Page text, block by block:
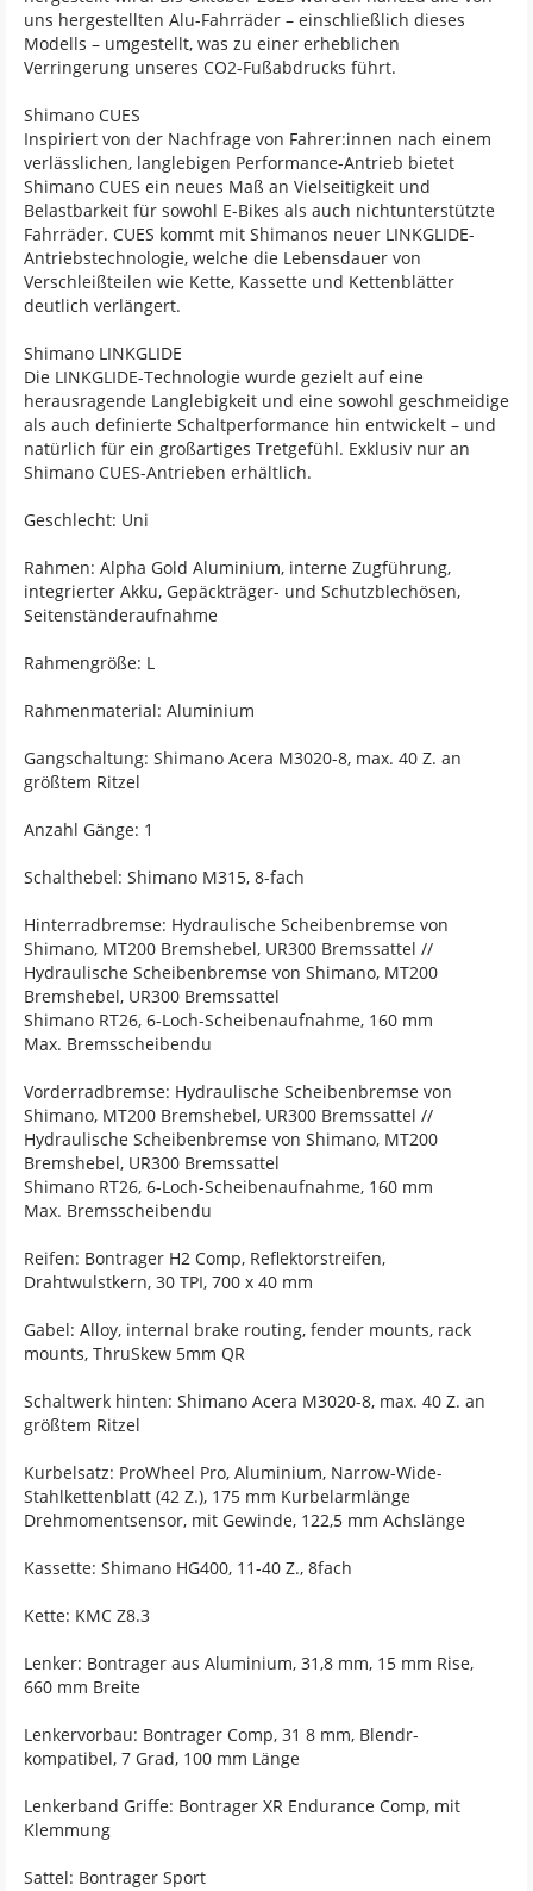
uns hergestellten Alu-Fahrräder – einschließlich dieses
Modells – umgestellt, was zu einer erheblichen
Verringerung unseres CO2-Fußabdrucks führt.
Shimano CUES
Inspiriert von der Nachfrage von Fahrer:innen nach einem
verlässlichen, langlebigen Performance-Antrieb bietet
Shimano CUES ein neues Maß an Vielseitigkeit und
Belastbarkeit für sowohl E-Bikes als auch nichtunterstützte
Fahrräder. CUES kommt mit Shimanos neuer LINKGLIDE-
Antriebstechnologie, welche die Lebensdauer von
Verschleißteilen wie Kette, Kassette und Kettenblätter
deutlich verlängert.
Shimano LINKGLIDE
Die LINKGLIDE-Technologie wurde gezielt auf eine
herausragende Langlebigkeit und eine sowohl geschmeidige
als auch definierte Schaltperformance hin entwickelt – und
natürlich für ein großartiges Tretgefühl. Exklusiv nur an
Shimano CUES-Antrieben erhältlich.
Geschlecht: Uni
Rahmen: Alpha Gold Aluminium, interne Zugführung,
integrierter Akku, Gepäckträger- und Schutzblechösen,
Seitenständeraufnahme
Rahmengröße: L
Rahmenmaterial: Aluminium
Gangschaltung: Shimano Acera M3020-8, max. 40 Z. an
größtem Ritzel
Anzahl Gänge: 1
Schalthebel: Shimano M315, 8-fach
Hinterradbremse: Hydraulische Scheibenbremse von
Shimano, MT200 Bremshebel, UR300 Bremssattel //
Hydraulische Scheibenbremse von Shimano, MT200
Bremshebel, UR300 Bremssattel
Shimano RT26, 6-Loch-Scheibenaufnahme, 160 mm
Max. Bremsscheibendu
Vorderradbremse: Hydraulische Scheibenbremse von
Shimano, MT200 Bremshebel, UR300 Bremssattel //
Hydraulische Scheibenbremse von Shimano, MT200
Bremshebel, UR300 Bremssattel
Shimano RT26, 6-Loch-Scheibenaufnahme, 160 mm
Max. Bremsscheibendu
Reifen: Bontrager H2 Comp, Reflektorstreifen,
Drahtwulstkern, 30 TPI, 700 x 40 mm
Gabel: Alloy, internal brake routing, fender mounts, rack
mounts, ThruSkew 5mm QR
Schaltwerk hinten: Shimano Acera M3020-8, max. 40 Z. an
größtem Ritzel
Kurbelsatz: ProWheel Pro, Aluminium, Narrow-Wide-
Stahlkettenblatt (42 Z.), 175 mm Kurbelarmlänge
Drehmomentsensor, mit Gewinde, 122,5 mm Achslänge
Kassette: Shimano HG400, 11-40 Z., 8fach
Kette: KMC Z8.3
Lenker: Bontrager aus Aluminium, 31,8 mm, 15 mm Rise,
660 mm Breite
Lenkervorbau: Bontrager Comp, 31 8 mm, Blendr-
kompatibel, 7 Grad, 100 mm Länge
Lenkerband Griffe: Bontrager XR Endurance Comp, mit
Klemmung
Sattel: Bontrager Sport